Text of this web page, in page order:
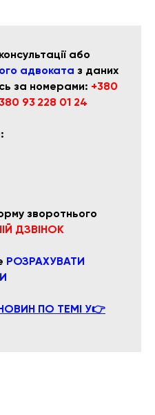
або
адвоката з даних
за номерами: +380
93 228 01 24
зворотнього
ДЗВІНОК
РОЗРАХУВАТИ
ПО ТЕМІ У👉